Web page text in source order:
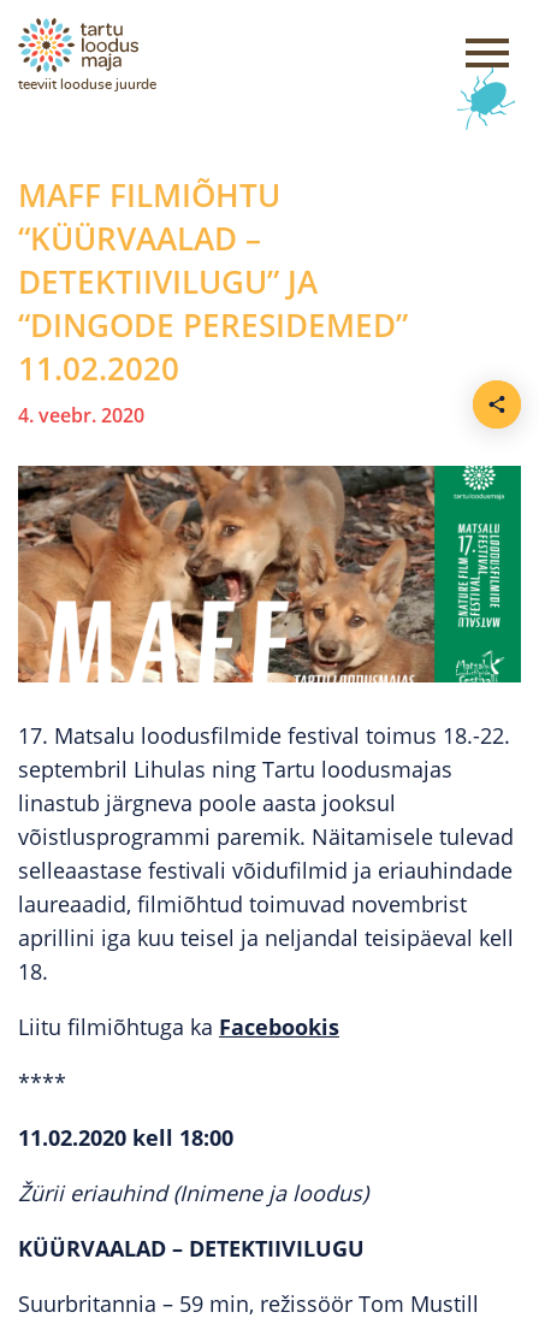
teeviit looduse juurde
MAFF FILMIÕHTU
“KÜÜRVAALAD –
DETEKTIIVILUGU” JA
“DINGODE PERESIDEMED”
11.02.2020
4. veebr. 2020
17. Matsalu loodusfilmide festival toimus 18.-22.
septembril Lihulas ning Tartu loodusmajas
linastub järgneva poole aasta jooksul
võistlusprogrammi paremik. Näitamisele tulevad
selleaastase festivali võidufilmid ja eriauhindade
laureaadid, filmiõhtud toimuvad novembrist
aprillini iga kuu teisel ja neljandal teisipäeval kell
18.
Liitu filmiõhtuga ka Facebookis
****
11.02.2020 kell 18:00
Žürii eriauhind (Inimene ja loodus)
KÜÜRVAALAD – DETEKTIIVILUGU
Suurbritannia – 59 min, režissöör Tom Mustill